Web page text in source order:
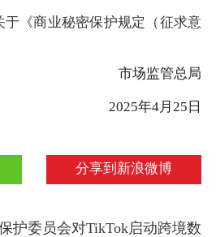
于《商业秘密保护规定（征求意
市场监管总局
2025年4月25日
分享到新浪微博
护委员会对TikTok启动跨境数